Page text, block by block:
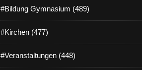
#Bildung Gymnasium (489)
#Kirchen (477)
#Veranstaltungen (448)